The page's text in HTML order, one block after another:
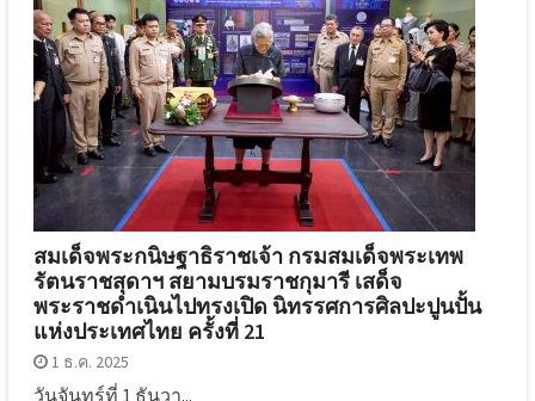
สมเด็จพระกนิษฐาธิราชเจ้า กรมสมเด็จพระเทพ
รัตนราชสุดาฯ สยามบรมราชกุมารี เสด็จ
พระราชดำเนินไปทรงเปิด นิทรรศการศิลปะปูนปั้น
แห่งประเทศไทย ครั้งที่ 21
1 ธ.ค. 2025
วันจันทร์ที่ 1 ธันวา...